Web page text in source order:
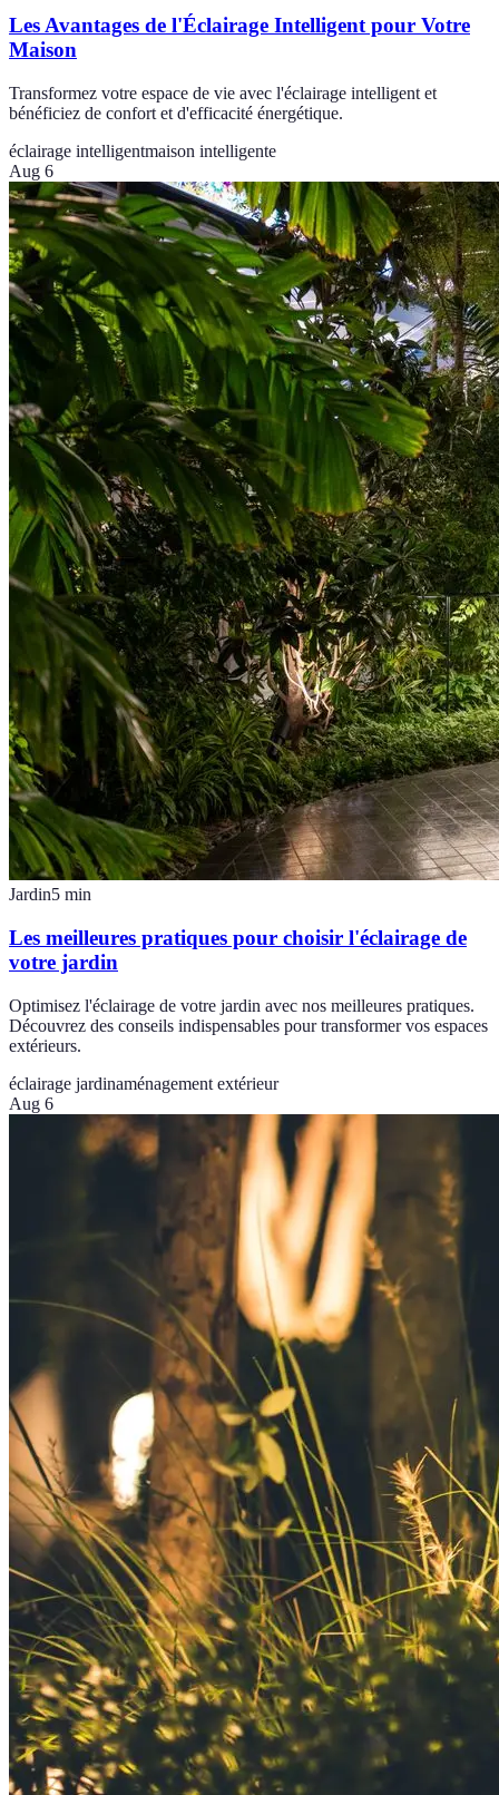
Les Avantages de l'Éclairage Intelligent pour Votre
Maison
Transformez votre espace de vie avec l'éclairage intelligent et
bénéficiez de confort et d'efficacité énergétique.
éclairage intelligentmaison intelligente
Aug 6
Jardin5 min
Les meilleures pratiques pour choisir l'éclairage de
votre jardin
Optimisez l'éclairage de votre jardin avec nos meilleures pratiques.
Découvrez des conseils indispensables pour transformer vos espaces
extérieurs.
éclairage jardinaménagement extérieur
Aug 6